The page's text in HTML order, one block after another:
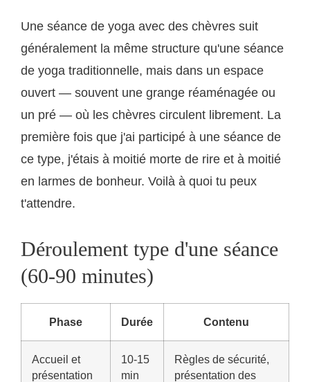
Une séance de yoga avec des chèvres suit
généralement la même structure qu'une séance
de yoga traditionnelle, mais dans un espace
ouvert — souvent une grange réaménagée ou
un pré — où les chèvres circulent librement. La
première fois que j'ai participé à une séance de
ce type, j'étais à moitié morte de rire et à moitié
en larmes de bonheur. Voilà à quoi tu peux
t'attendre.
Déroulement type d'une séance
(60-90 minutes)
Phase Durée Contenu
Accueil et
présentation
10-15
min
Règles de sécurité,
présentation des